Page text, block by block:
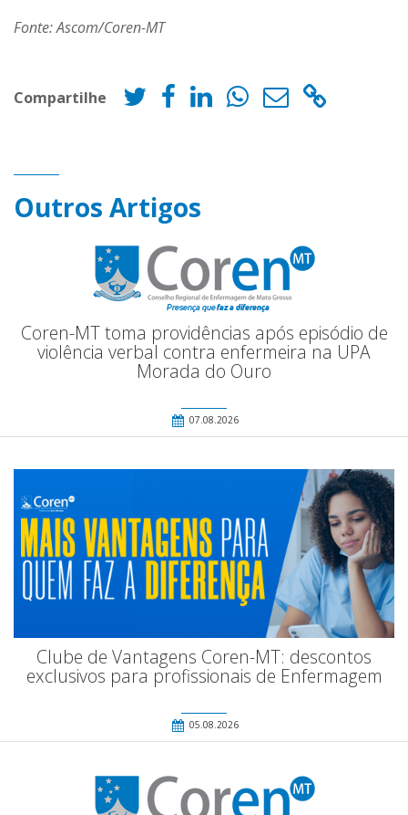
Fonte: Ascom/Coren-MT
Compartilhe
Outros Artigos
Coren-MT toma providências após episódio de
violência verbal contra enfermeira na UPA
Morada do Ouro
07.08.2026
Clube de Vantagens Coren-MT: descontos
exclusivos para profissionais de Enfermagem
05.08.2026